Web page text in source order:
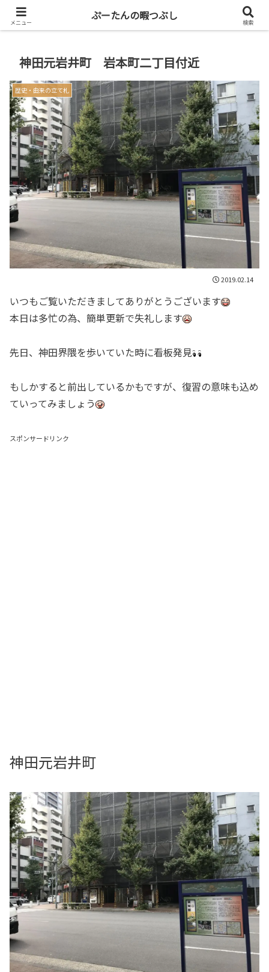
共働き二人暮らしを楽しもう
神田元岩井町 岩本町二丁目付近
歴史・由来の立て札
2019.02.14
いつもご覧いただきましてありがとうございます
本日は多忙の為、簡単更新で失礼します
先日、神田界隈を歩いていた時に看板発見
もしかすると前出しているかもですが、復習の意味も込め
ていってみましょう
スポンサードリンク
神田元岩井町
メニュー
ぷーたんの暇つぶし
検索